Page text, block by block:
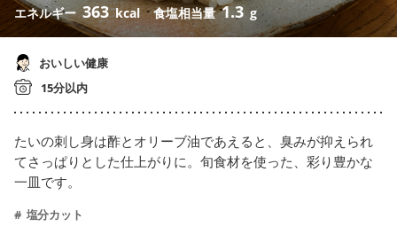
エネルギー 363 kcal 食塩相当量1.3 g
おいしい健康
15分以内
たいの刺し身は酢とオリーブ油であえると、臭みが抑えられ
てさっぱりとした仕上がりに。旬食材を使った、彩り豊かな
一皿です。
塩分カット